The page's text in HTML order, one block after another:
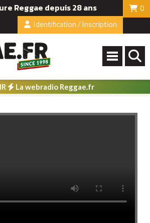
Reggae depuis 28 ans
0
Identification / Inscription
La webradio Reggae.fr